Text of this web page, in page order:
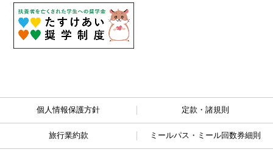
個人情報保護方針 定款・諸規則
旅行業約款 ミールパス・ミール回数券細則